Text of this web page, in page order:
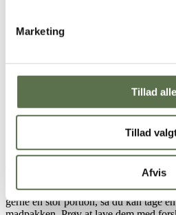
Marketing
Tillad alle
Tillad
Afvis
Lad dejen hæve tildækket i ca. ½
Læg dejen ud på et meldrysset
Smør pizzasovs på dejpladen
Læg pizzasnegelene på en
dem efterhæve tildækket i ca. ½
Bag sneglene ved 220˚C
Har du ikke enValsemøllen
bløddej selv fra bunden, få
Et godt tip:De nemme pizzasnegle er
gerne en stor portion, så du kan tage